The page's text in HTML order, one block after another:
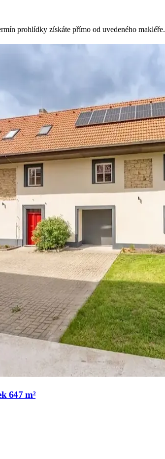
prohlídky získáte přímo od uvedeného makléře.
647 m²